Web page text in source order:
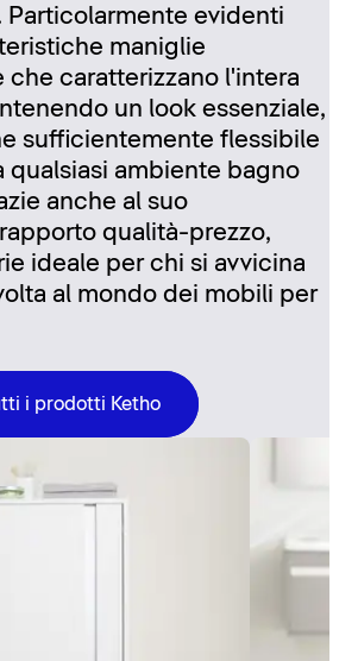
Particolarmente evidenti
maniglie
che caratterizzano l'intera
un look essenziale,
sufficientemente flessibile
qualsiasi ambiente bagno
anche al suo
qualità-prezzo,
ideale per chi si avvicina
al mondo dei mobili per
i prodotti Ketho